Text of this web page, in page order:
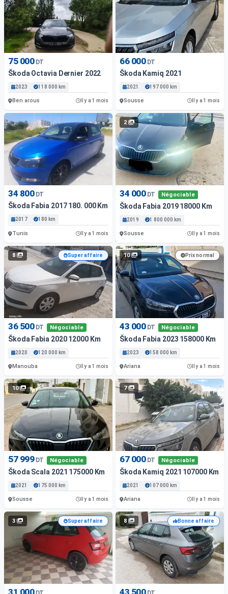
75 000 DT
Škoda Octavia Dernier 2022
2023 118 000 km
Ben arous Il y a 1 mois
66 000 DT
Škoda Kamiq 2021
2021 197 000 km
Sousse Il y a 1 mois
34 800 DT
Škoda Fabia 2017 180. 000 Km
2017 180 km
Tunis Il y a 1 mois
2
34 000 DT Négociable
Škoda Fabia 2019 18000 Km
2019 1 800 000 km
Sousse Il y a 1 mois
8 Super affaire
36 500 DT Négociable
Škoda Fabia 2020 12000 Km
2020 120 000 km
Manouba Il y a 1 mois
10 Prix normal
43 000 DT Négociable
Škoda Fabia 2023 158000 Km
2023 158 000 km
Ariana Il y a 1 mois
10
57 999 DT Négociable
Škoda Scala 2021 175000 Km
2021 175 000 km
Sousse Il y a 1 mois
7
67 000 DT Négociable
Škoda Kamiq 2021 107000 Km
2021 107 000 km
Ariana Il y a 1 mois
3 Super affaire
31 000
8 Bonne affaire
43 500